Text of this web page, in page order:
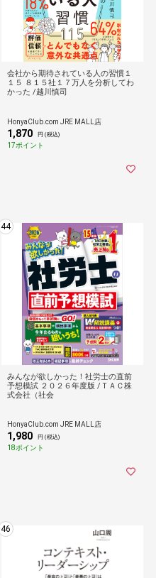
会社から期待されている人の習慣１
１５ ８１５社１７万人を分析してわ
かった /越川慎司
HonyaClub.com JRE MALL店
1,870 円 (税込)
17ポイント
44
みんなが欲しかった！社労士の直前
予想模試 ２０２６年度版 /ＴＡＣ株
式会社（社会
HonyaClub.com JRE MALL店
1,980 円 (税込)
18ポイント
46